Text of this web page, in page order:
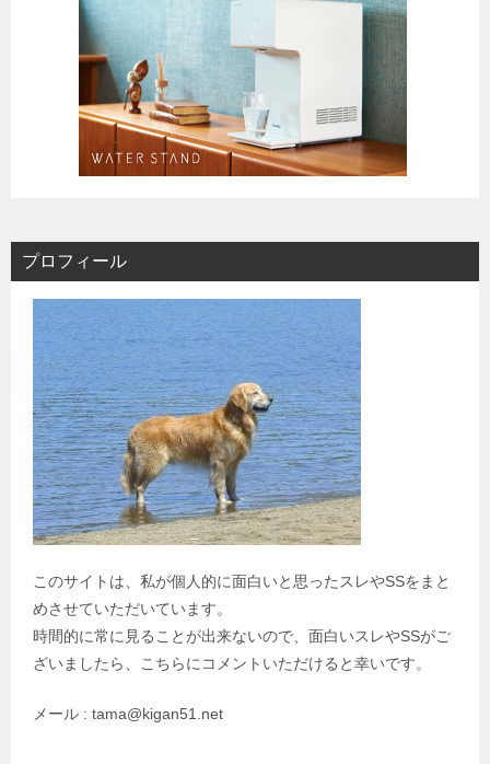
プロフィール
このサイトは、私が個人的に面白いと思ったスレやSSをまと
めさせていただいています。
時間的に常に見ることが出来ないので、面白いスレやSSがご
ざいましたら、こちらにコメントいただけると幸いです。
メール : tama@kigan51.net